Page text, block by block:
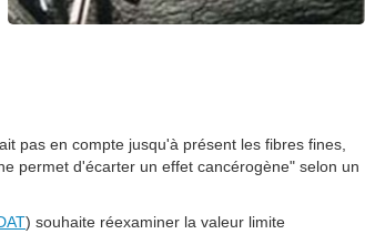
pas en compte jusqu'à présent les fibres fines,
permet d'écarter un effet cancérogène" selon un
) souhaite réexaminer la valeur limite